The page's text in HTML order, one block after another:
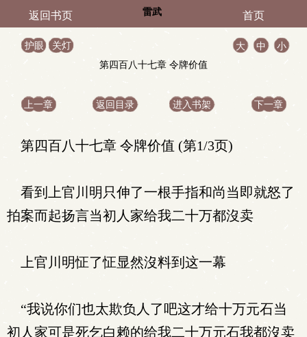
返回书页 雷武 首页
护眼 关灯 大 中
小
第四百八十七章 令牌价值
上一章 返回目录 进入书架 下一章
第四百八十七章 令牌价值 (第1/3页)
看到上官川明只伸了一根手指和尚当即就怒了
拍案而起扬言当初人家给我二十万都沒卖
上官川明怔了怔显然沒料到这一幕
“我说你们也太欺负人了吧这才给十万元石当
初人家可是死乞白赖的给我二十万元石我都沒卖